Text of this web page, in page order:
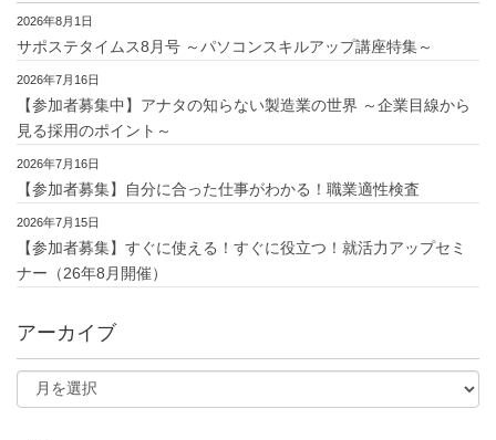
2026年8月1日
サポステタイムス8月号 ～パソコンスキルアップ講座特集～
2026年7月16日
【参加者募集中】アナタの知らない製造業の世界 ～企業目線から
見る採用のポイント～
2026年7月16日
【参加者募集】自分に合った仕事がわかる！職業適性検査
2026年7月15日
【参加者募集】すぐに使える！すぐに役立つ！就活力アップセミ
ナー（26年8月開催）
アーカイブ